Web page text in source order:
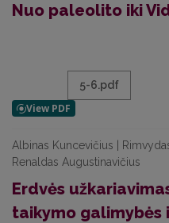
Nuo paleolito iki
5-6.pdf
Albinas Kuncevičius |
Renaldas Augustinavičius
Erdvės
taikymo galimybės